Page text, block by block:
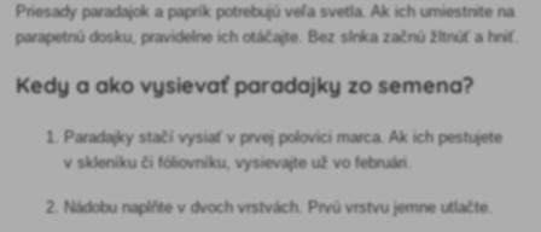
Priesady paradajok a paprík potrebujú veľa svetla. Ak ich umiestnite na
parapetnú dosku, pravidelne ich otáčajte. Bez slnka začnú žltnúť a hniť.
Kedy a ako vysievať paradajky zo semena?
Paradajky stačí vysiať v prvej polovici marca. Ak ich pestujete
v skleníku či fóliovníku, vysievajte už vo februári.
Nádobu naplňte v dvoch vrstvách. Prvú vrstvu jemne utlačte.